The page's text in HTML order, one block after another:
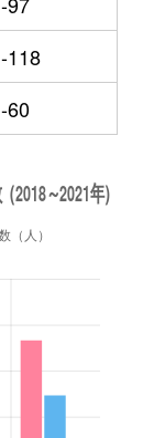
-118
-60